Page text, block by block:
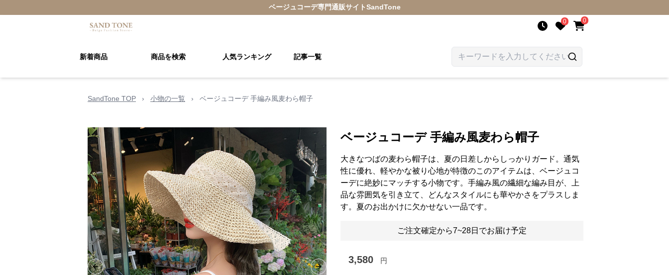
ベージュコーデ専門通販サイトSandTone
0 0
新着商品 商品を検索 人気ランキング 記事一覧
SandTone TOP › 小物の一覧 › ベージュコーデ 手編み風麦わら帽子
Previous slide Next slide
ベージュコーデ 手編み風麦わら帽子
大きなつばの麦わら帽子は、夏の日差しからしっかりガード。通気
性に優れ、軽やかな被り心地が特徴のこのアイテムは、ベージュコ
ーデに絶妙にマッチする小物です。手編み風の繊細な編み目が、上
品な雰囲気を引き立て、どんなスタイルにも華やかさをプラスしま
す。夏のお出かけに欠かせない一品です。
ご注文確定から7~28日でお届け予定
3,580 円